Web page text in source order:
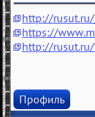
http://
https://
http://
Профиль